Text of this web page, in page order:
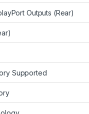
Outputs (Rear)
Supported